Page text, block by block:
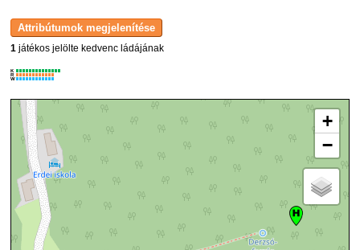
1 játékos jelölte kedvenc ládájának
K
R
W
+
−